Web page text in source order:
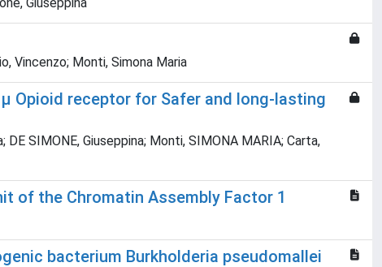
Vincenzo; Monti, Simona Maria
Opioid receptor for Safer and long-lasting
SIMONE, Giuseppina; Monti, SIMONA MARIA; Carta,
of the Chromatin Assembly Factor 1
bacterium Burkholderia pseudomallei